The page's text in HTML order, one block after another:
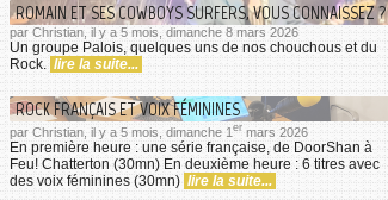
ROMAIN ET SES COWBOYS SURFERS, VOUS CONNAISSEZ ?
par Christian, il y a 5 mois, dimanche 8 mars 2026
Un groupe Palois, quelques uns de nos chouchous et du
Rock. lire la suite...
ROCK FRANÇAIS ET VOIX FÉMININES
par Christian, il y a 5 mois, dimanche 1 er mars 2026
En première heure : une série française, de DoorShan à
Feu! Chatterton (30mn) En deuxième heure : 6 titres avec
des voix féminines (30mn) lire la suite...